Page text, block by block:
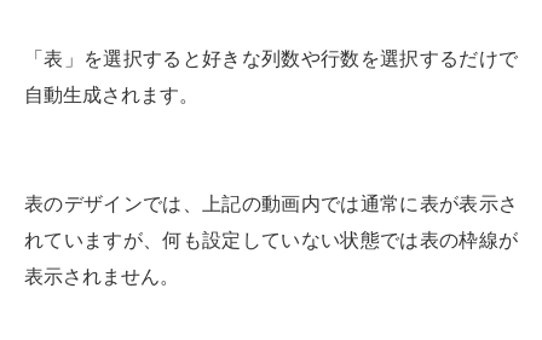
「表」を選択すると好きな列数や行数を選択するだけで
自動生成されます。
表のデザインでは、上記の動画内では通常に表が表示さ
れていますが、何も設定していない状態では表の枠線が
表示されません。